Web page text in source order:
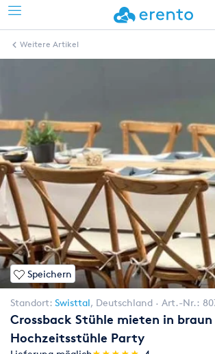
Weitere Artikel
Speichern
Standort: Swisttal, Deutschland Art.-Nr.:
Crossback Stühle mieten in braun
Hochzeitsstühle Party